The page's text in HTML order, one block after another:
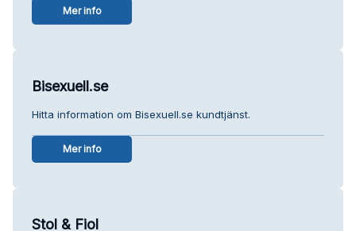
Mer info
Bisexuell.se
Hitta information om Bisexuell.se kundtjänst.
Mer info
Stol & Fiol